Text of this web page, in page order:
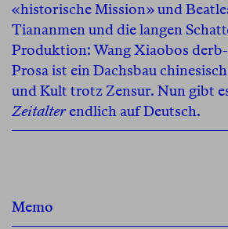
«historische Mission» und
Tiananmen und die langen
Produktion: Wang Xiaobos
Prosa ist ein Dachsbau
und Kult trotz Zensur. Nun gibt
Zeitalterendlich auf Deutsch.
Memo